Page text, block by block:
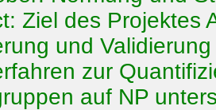
Ziel des Projektes
und
zur
auf NP